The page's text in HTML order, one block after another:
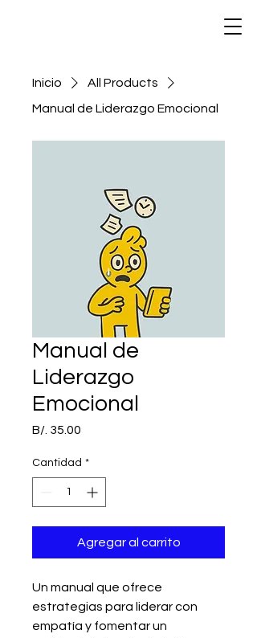
Inicio
All Products
Manual de Liderazgo Emocional
Manual de
Liderazgo
Emocional
B/. 35.00
Cantidad *
Agregar al carrito
Un manual que ofrece
estrategias para liderar con
empatía y fomentar un